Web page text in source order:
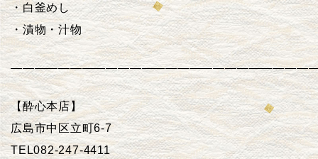
・白釜めし
・漬物・汁物
【酔心本店】
広島市中区立町6-7
TEL082-247-4411